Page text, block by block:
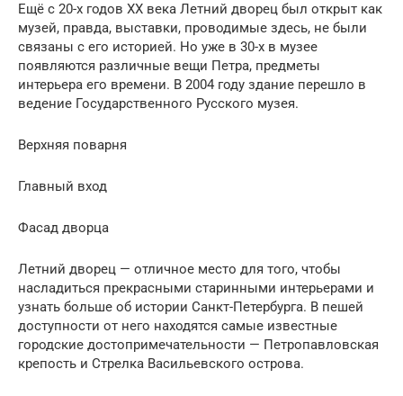
Ещё с 20-х годов XX века Летний дворец был открыт как
музей, правда, выставки, проводимые здесь, не были
связаны с его историей. Но уже в 30-х в музее
появляются различные вещи Петра, предметы
интерьера его времени. В 2004 году здание перешло в
ведение Государственного Русского музея.
Верхняя поварня
Главный вход
Фасад дворца
Летний дворец — отличное место для того, чтобы
насладиться прекрасными старинными интерьерами и
узнать больше об истории Санкт-Петербурга. В пешей
доступности от него находятся самые известные
городские достопримечательности — Петропавловская
крепость и Стрелка Васильевского острова.